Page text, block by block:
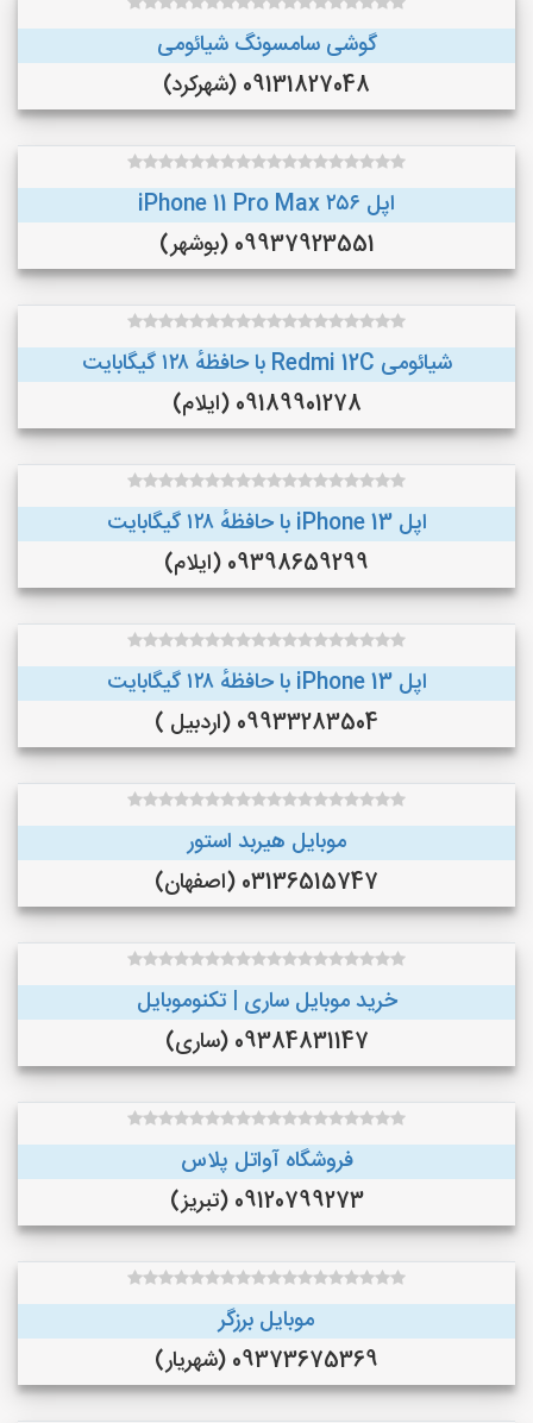
گوشی سامسونگ شیائومی
09131827048 (شهرکرد)
اپل iPhone 11 Pro Max ۲۵۶
09937923551 (بوشهر)
شیائومی Redmi 12C با حافظهٔ ۱۲۸ گیگابایت
09189901278 (ایلام)
اپل iPhone 13 با حافظهٔ ۱۲۸ گیگابایت
09398659299 (ایلام)
اپل iPhone 13 با حافظهٔ ۱۲۸ گیگابایت
09933283504 (اردبیل )
موبایل هیربد استور
03136515747 (اصفهان)
خرید موبایل ساری | تکنوموبایل
09384831147 (ساری)
فروشگاه آواتل پلاس
09120799273 (تبریز)
موبایل برزگر
09373675369 (شهریار)